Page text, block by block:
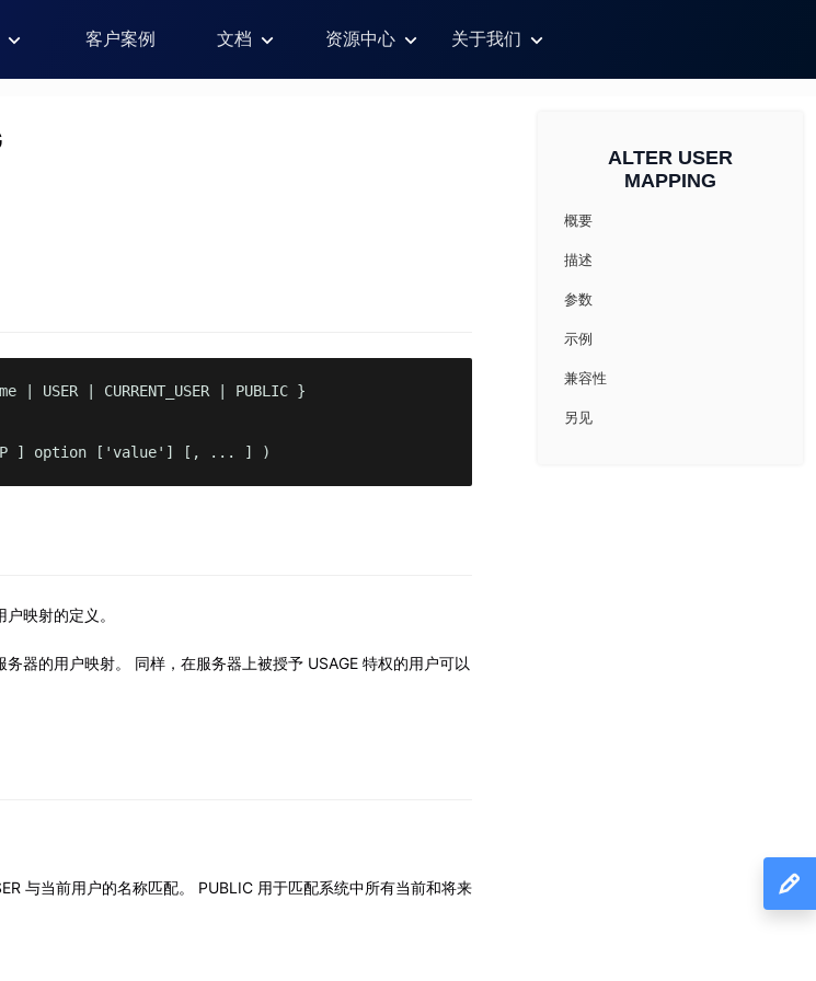
客户案例 文档 资源中心 关于我们
| USER | CURRENT_USER | PUBLIC }
] option ['value'] [, ... ] )
映射的定义。
器的用户映射。 同样，在服务器上被授予 USAGE 特权的用户可以
与当前用户的名称匹配。 PUBLIC 用于匹配系统中所有当前和将来
ALTER USER
MAPPING
概要
描述
参数
示例
兼容性
另见